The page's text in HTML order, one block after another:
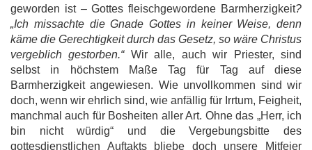
geworden ist – Gottes fleischgewordene Barmherzigkeit?
„Ich missachte die Gnade Gottes in keiner Weise, denn
käme die Gerechtigkeit durch das Gesetz, so wäre Christus
vergeblich gestorben.“Wir alle, auch wir Priester, sind
selbst in höchstem Maße Tag für Tag auf diese
Barmherzigkeit angewiesen. Wie unvollkommen sind wir
doch, wenn wir ehrlich sind, wie anfällig für Irrtum, Feigheit,
manchmal auch für Bosheiten aller Art. Ohne das „Herr, ich
bin nicht würdig“ und die Vergebungsbitte des
gottesdienstlichen Auftakts bliebe doch unsere Mitfeier